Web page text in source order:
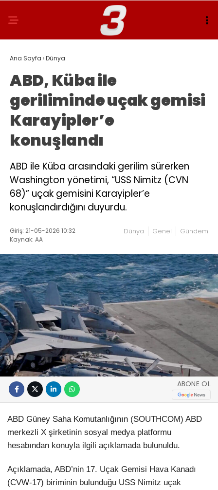
Ana Sayfa ›Dünya
ABD, Küba ile
geriliminde uçak gemisi
Karayipler’e
konuşlandı
ABD ile Küba arasındaki gerilim sürerken
Washington yönetimi, “USS Nimitz (CVN
68)” uçak gemisini Karayipler’e
konuşlandırdığını duyurdu.
Giriş: 21-05-2026 10:32
Kaynak: AA
Dünya Genel Gündem
ABONE OL
ABD Güney Saha Komutanlığının (SOUTHCOM) ABD
merkezli X şirketinin sosyal medya platformu
hesabından konuyla ilgili açıklamada bulunuldu.
Açıklamada, ABD’nin 17. Uçak Gemisi Hava Kanadı
(CVW-17) biriminin bulunduğu USS Nimitz uçak